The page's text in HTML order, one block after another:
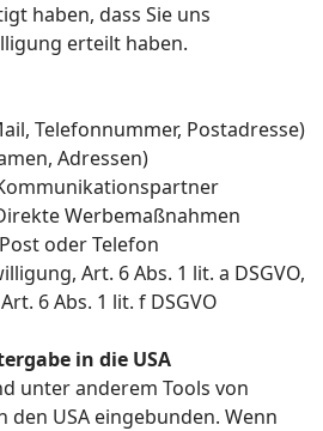
haben, dass Sie uns
erteilt haben.
Telefonnummer, Postadresse)
Adressen)
Werbemaßnahmen
oder Telefon
Art. 6 Abs. 1 lit. a DSGVO,
6 Abs. 1 lit. f DSGVO
in die USA
unter anderem Tools von
USA eingebunden. Wenn